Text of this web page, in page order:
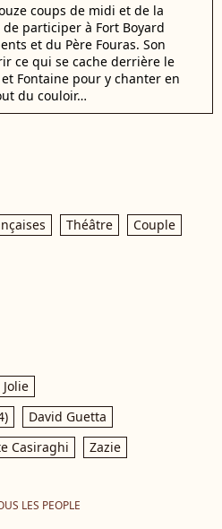
coups de midi et de la
participer à Fort Boyard
et du Père Fouras. Son
ce qui se cache derrière le
Fontaine pour y chanter en
du couloir…
Théâtre
Couple
David Guetta
Casiraghi
Zazie
LES PEOPLE